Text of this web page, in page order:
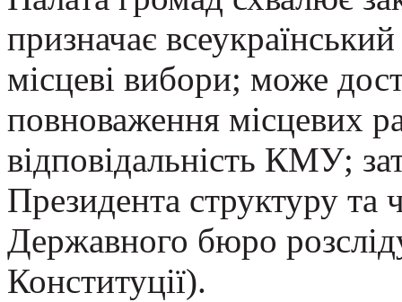
призначає
місцеві вибори; може
повноваження місцевих
відповідальність КМУ;
Президента структуру та
Державного бюро
Конституції).